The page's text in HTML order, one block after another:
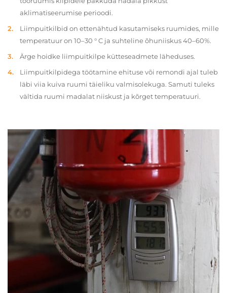
aklimatiseerumise perioodi.
Liimpuitkilbid on ettenähtud kasutamiseks ruumides, mille
temperatuur on 10–30 ° C ja suhteline õhuniiskus 40–60%.
Ärge hoidke liimpuitkilpe kütteseadmete läheduses.
Liimpuitkilpidega töötamine ehituse või remondi ajal tuleb
läbi viia kuiva ruumi täieliku valmisolekuga. Samuti tuleks
vältida ruumi madalat niiskust ja kõrget temperatuuri.